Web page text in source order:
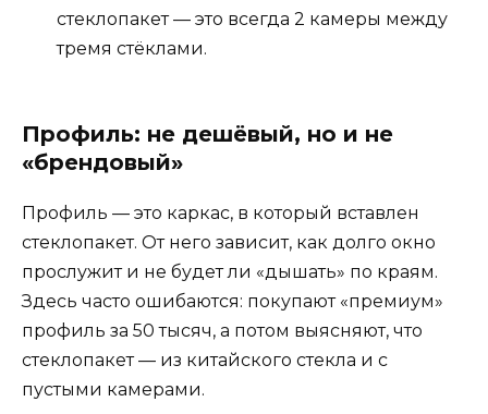
стеклопакет — это всегда 2 камеры между
тремя стёклами.
Профиль: не дешёвый, но и не
«брендовый»
Профиль — это каркас, в который вставлен
стеклопакет. От него зависит, как долго окно
прослужит и не будет ли «дышать» по краям.
Здесь часто ошибаются: покупают «премиум»
профиль за 50 тысяч, а потом выясняют, что
стеклопакет — из китайского стекла и с
пустыми камерами.